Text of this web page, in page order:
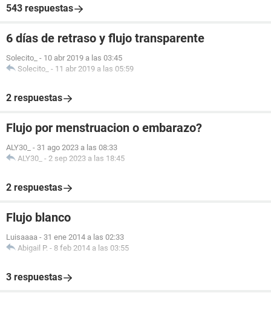
543 respuestas
6 días de retraso y flujo transparente
Solecito_ - 10 abr 2019 a las 03:45
Solecito_ - 11 abr 2019 a las 05:59
2 respuestas
Flujo por menstruacion o embarazo?
ALY30_ - 31 ago 2023 a las 08:33
ALY30_ - 2 sep 2023 a las 18:45
2 respuestas
Flujo blanco
Luisaaaa - 31 ene 2014 a las 02:33
Abigail P. - 8 feb 2014 a las 03:55
3 respuestas